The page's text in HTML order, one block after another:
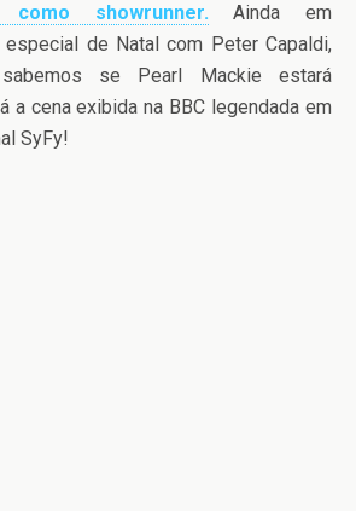
showrunner.
Ainda em
de Natal com Peter Capaldi,
se Pearl Mackie estará
a cena exibida na BBC legendada em
SyFy!